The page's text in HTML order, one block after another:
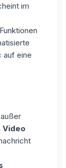
im
auf eine
Video